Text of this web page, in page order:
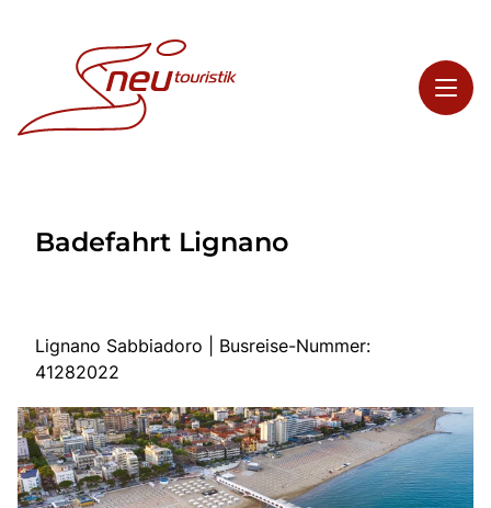
Highlights
Start
Busreisen
Bus mieten
Badefahrt Lignano
Lignano Sabbiadoro | Busreise-Nummer:
41282022